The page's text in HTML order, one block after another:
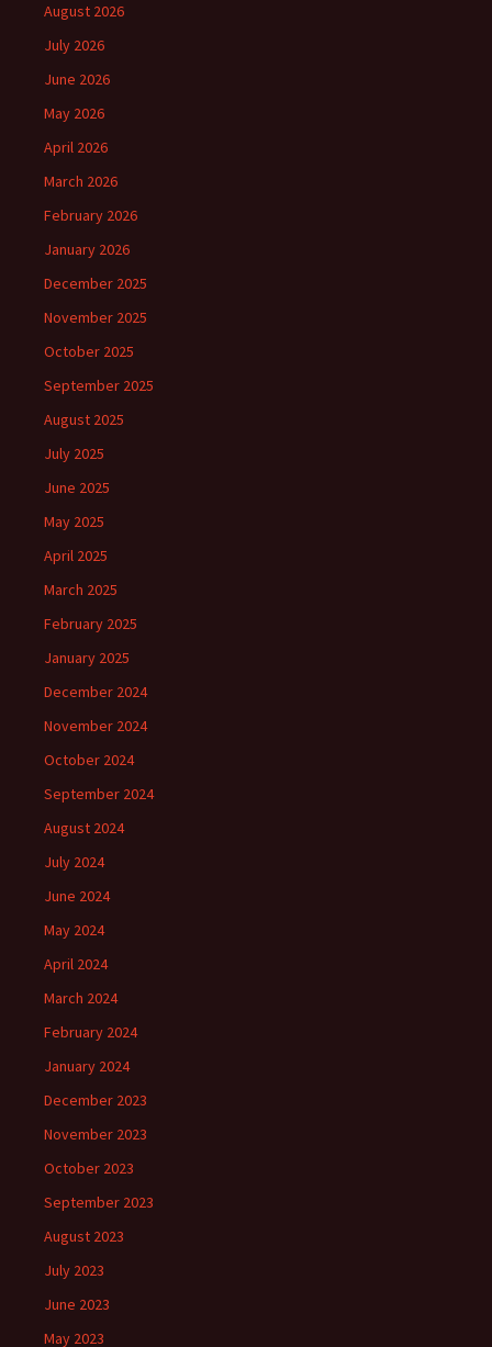
August 2026
July 2026
June 2026
May 2026
April 2026
March 2026
February 2026
January 2026
December 2025
November 2025
October 2025
September 2025
August 2025
July 2025
June 2025
May 2025
April 2025
March 2025
February 2025
January 2025
December 2024
November 2024
October 2024
September 2024
August 2024
July 2024
June 2024
May 2024
April 2024
March 2024
February 2024
January 2024
December 2023
November 2023
October 2023
September 2023
August 2023
July 2023
June 2023
May 2023